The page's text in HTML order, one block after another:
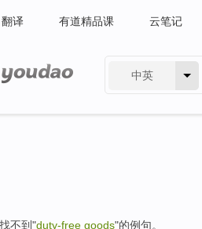
翻译 有道精品课 云笔记
中英
不到"duty-free goods"的例句。